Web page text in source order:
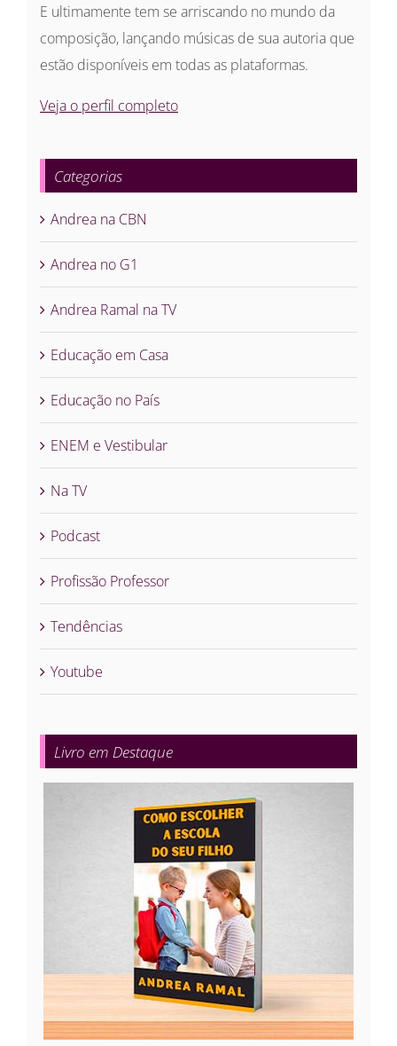
E ultimamente tem se arriscando no mundo da
composição, lançando músicas de sua autoria que
estão disponíveis em todas as plataformas.
Veja o perfil completo
Categorias
Andrea na CBN
Andrea no G1
Andrea Ramal na TV
Educação em Casa
Educação no País
ENEM e Vestibular
Na TV
Podcast
Profissão Professor
Tendências
Youtube
Livro em Destaque